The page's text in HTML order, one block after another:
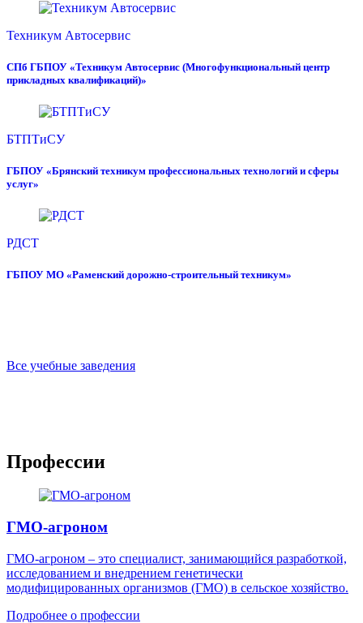
Техникум Автосервис
СПб ГБПОУ «Техникум Автосервис (Многофункциональный центр
прикладных квалификаций)»
БТПТиСУ
ГБПОУ «Брянский техникум профессиональных технологий и сферы
услуг»
РДСТ
ГБПОУ МО «Раменский дорожно-строительный техникум»
Все учебные заведения
Профессии
ГМО-агроном
ГМО-агроном – это специалист, занимающийся разработкой,
исследованием и внедрением генетически
модифицированных организмов (ГМО) в сельское хозяйство.
Подробнее о профессии